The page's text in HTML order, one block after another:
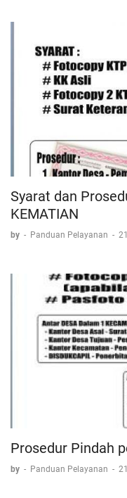
Syarat dan
KEMATIAN
by - Panduan Pelayanan -
Prosedur Pindah
by - Panduan Pelayanan -